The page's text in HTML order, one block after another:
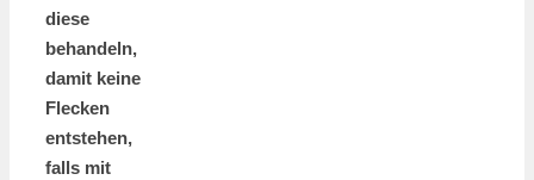
diese
behandeln,
damit keine
Flecken
entstehen,
falls mit